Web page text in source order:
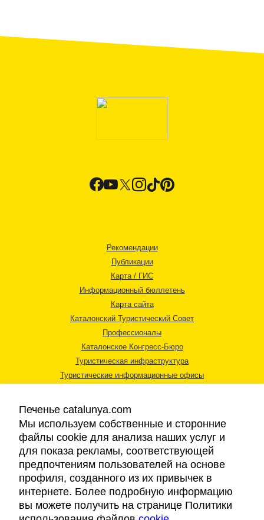
Рекомендации
Публикации
Карта / ГИС
Информационный бюллетень
Карта сайта
Каталонский Туристический Совет
Профессионалы
Каталонское Конгресс-Бюро
Туристическая инфраструктура
Туристические информационные офисы
Правовая информация
Cookies
Доступность
Печенье catalunya.com
Мы используем собственные и сторонние
файлы cookie для анализа наших услуг и
для показа рекламы, соответствующей
предпочтениям пользователей на основе
профиля, созданного из их привычек в
интернете. Более подробную информацию
вы можете получить на странице Политики